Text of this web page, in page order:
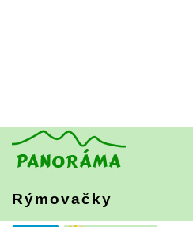
Rýmovačky